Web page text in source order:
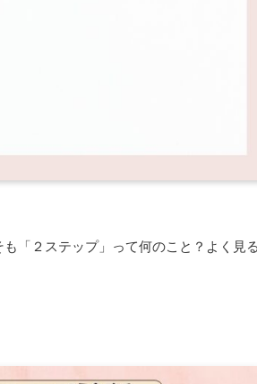
「２ステップ」って何のこと？よく見